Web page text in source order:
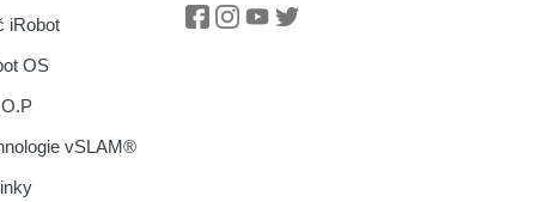
iRobot
OS
vSLAM®
Facebook
Instagram
Youtube